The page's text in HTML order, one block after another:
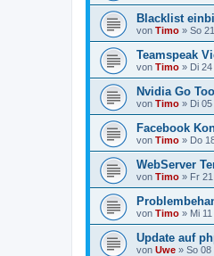
Blacklist
von Timo » So
Teamspeak
von Timo » Di
Nvidia Go
von Timo » Di
Facebook
von Timo » Do
WebServer
von Timo » Fr
von Timo » Mi
Update auf
von Uwe » So 08